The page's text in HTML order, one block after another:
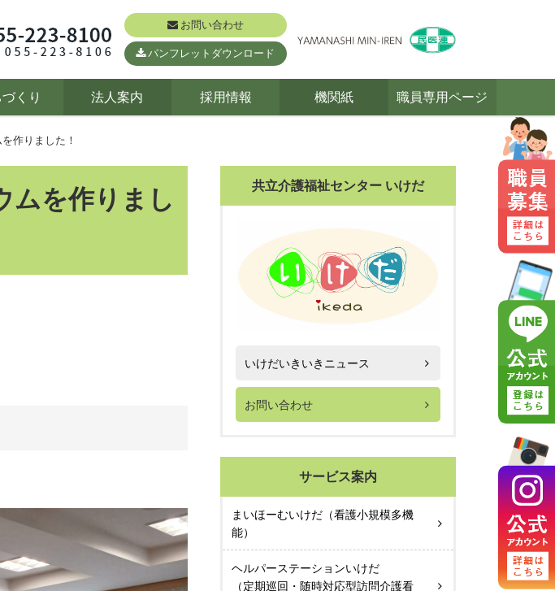
お問い合わせ
パンフレットダウンロード
づくり 法人案内 採用情報 機関紙 職員専用ページ
作りました！
を作りまし
共立介護福祉センター いけだ
いけだいきいきニュース
お問い合わせ
サービス案内
まいほーむいけだ（看護小規模多機
能）
ヘルパーステーションいけだ
（定期巡回・随時対応型訪問介護看